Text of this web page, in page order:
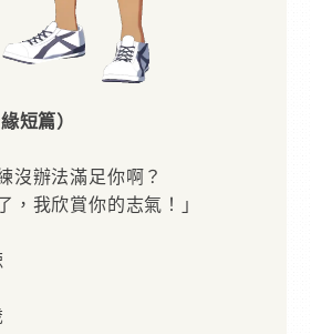
短篇）
沒辦法滿足你啊？
，我欣賞你的志氣！」